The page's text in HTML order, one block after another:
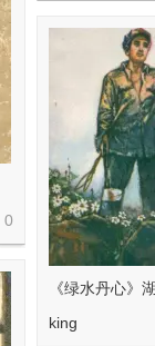
0
《绿水丹心》
king